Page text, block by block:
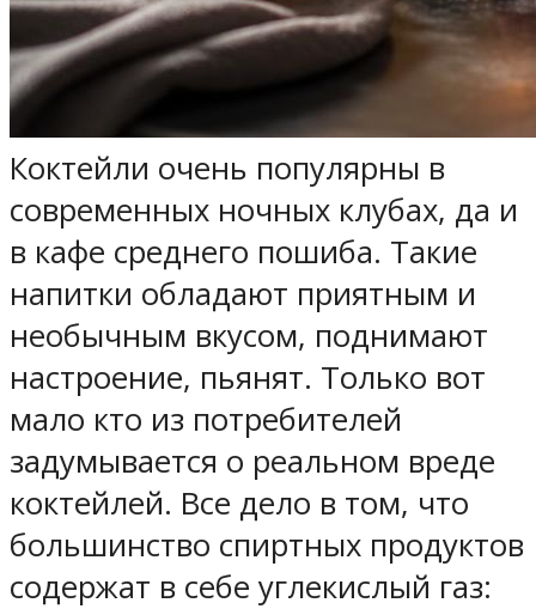
Коктейли очень популярны в
современных ночных клубах, да и
в кафе среднего пошиба. Такие
напитки обладают приятным и
необычным вкусом, поднимают
настроение, пьянят. Только вот
мало кто из потребителей
задумывается о реальном вреде
коктейлей. Все дело в том, что
большинство спиртных продуктов
содержат в себе углекислый газ: